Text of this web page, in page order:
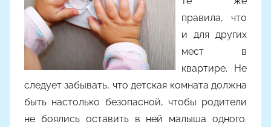
правила, что
и для других
мест в
квартире. Не
следует забывать, что детская комната должна
быть настолько безопасной, чтобы родители
не боялись оставить в ней малыша одного.